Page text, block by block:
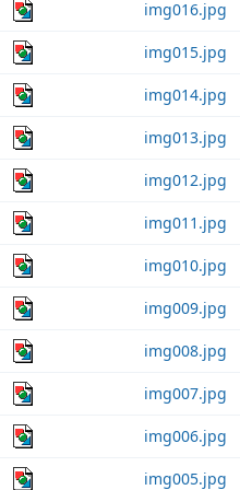
img016.jpg
img015.jpg
img014.jpg
img013.jpg
img012.jpg
img011.jpg
img010.jpg
img009.jpg
img008.jpg
img007.jpg
img006.jpg
img005.jpg